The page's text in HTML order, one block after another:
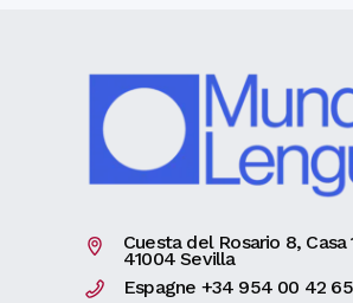
Cuesta del Rosario 8, Casa
41004 Sevilla
Espagne +34 954 00 42 65